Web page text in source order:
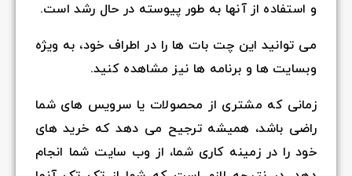
و استفاده از آنها به طور پیوسته در حال رشد است.
می توانید این چت بات ها را در اطراف خود، به ویژه
وبسایت ها و برنامه ها نیز مشاهده کنید.
زمانی که مشتری از محصولات یا سرویس های شما
راضی باشد، همیشه ترجیح می دهد که خرید های
خود را در زمینه کاری شما، از وب سایت شما انجام